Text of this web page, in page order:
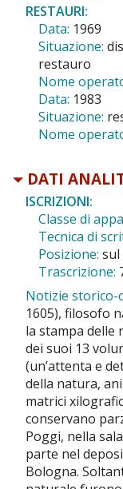
RESTAURI:
Data: 1969
Situazione:
restauro
Nome
Data: 1983
Situazione:
Nome
DATI
ISCRIZIONI:
Classe di
Tecnica di
Posizione:
Trascrizione:
Notizie storico-
1605), filosofo
la stampa delle
dei suoi 13
(un’attenta e
della natura,
matrici
conservano
Poggi, nella
parte nel
Bologna.